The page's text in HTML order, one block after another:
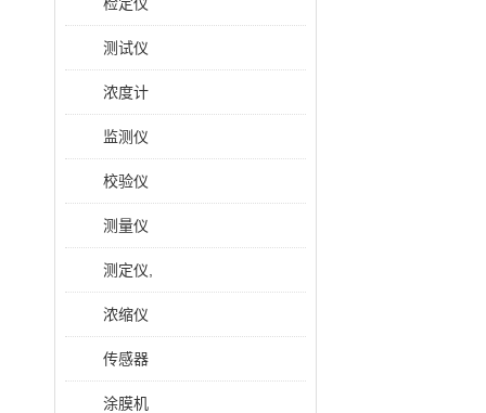
测试仪
浓度计
监测仪
校验仪
测量仪
测定仪,
浓缩仪
传感器
涂膜机